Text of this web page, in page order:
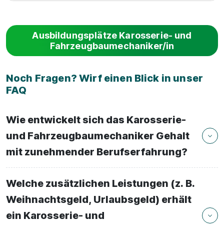
Ausbildungsplätze Karosserie- und
Fahrzeugbaumechaniker/in
Noch Fragen? Wirf einen Blick in unser
FAQ
Wie entwickelt sich das Karosserie-
und Fahrzeugbaumechaniker Gehalt
mit zunehmender Berufserfahrung?
Welche zusätzlichen Leistungen (z. B.
Weihnachtsgeld, Urlaubsgeld) erhält
ein Karosserie- und